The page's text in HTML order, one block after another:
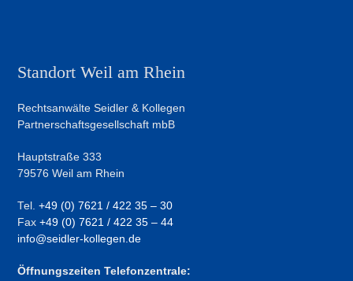
Standort Weil am Rhein
Rechtsanwälte Seidler & Kollegen
Partnerschaftsgesellschaft mbB
Hauptstraße 333
79576 Weil am Rhein
Tel.+49 (0) 7621 / 422 35 – 30
Fax+49 (0) 7621 / 422 35 – 44
info@seidler-kollegen.de
Öffnungszeiten Telefonzentrale: